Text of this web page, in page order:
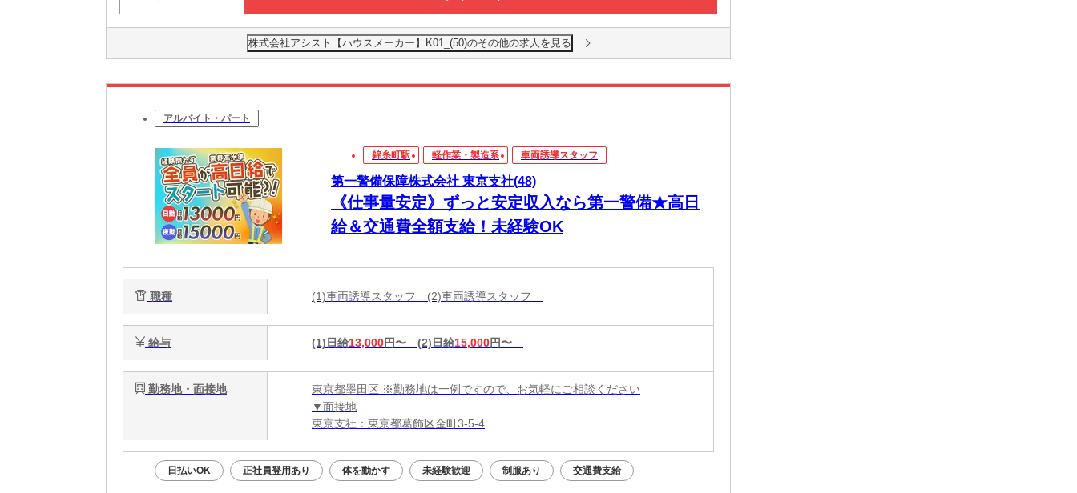
株式会社アシスト【ハウスメーカー】K01_(50)のその他の求人を見る
アルバイト・パート
錦糸町駅 軽作業・製造系 車両誘導スタッフ
第一警備保障株式会社 東京支社(48)
《仕事量安定》ずっと安定収入なら第一警備★高日
給＆交通費全額支給！未経験OK
職種 (1)車両誘導スタッフ (2)車両誘導スタッフ
給与 (1)日給13,000円〜 (2)日給15,000円〜
勤務地・面接地
東京都墨田区 ※勤務地は一例ですので、お気軽にご相談ください
▼面接地
東京支社：東京都葛飾区金町3-5-4
日払いOK 正社員登用あり 体を動かす 未経験歓迎 制服あり 交通費支給